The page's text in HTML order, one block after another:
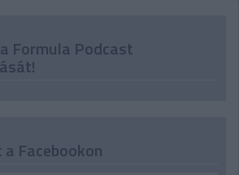
Formula Podcast
Facebookon